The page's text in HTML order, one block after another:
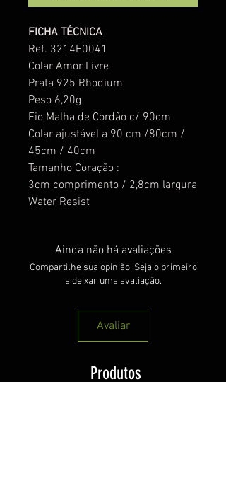
FICHA TÉCNICA
Ref. 3214F0041
Colar Amor Livre
Prata 925 Rhodium
Peso 6,20g
Fio Malha de Cordão c/ 90cm
Colar ajustável a 90 cm /80cm /
45cm / 40cm
Tamanho Coração :
3cm comprimento / 2,8cm largura
Water Resist
Ainda não há avaliações
Compartilhe sua opinião. Seja o primeiro
a deixar uma avaliação.
Avaliar
Produtos